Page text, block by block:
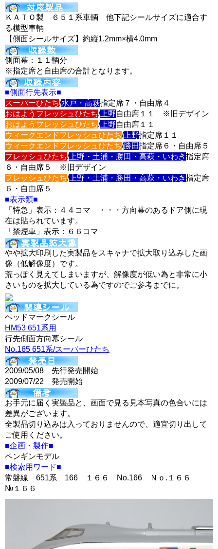
ＫＡＴＯ製 ６５１系車輌 他下記シールサイズに適合す
る模型車輌
【側面シールサイズ】約縦1.2mm×横4.0mm
側面幕：１１輌分
※指定席と自由席の合計となります。
■側面行先表示■
スーパーひたち/水戸・高萩指定席７・自由席４
おはようフレッシュひたち/ 上野自由席１１ ※旧デザイン
おはようフレッシュひたち/ 上野自由席１１
ウィークエンドフレッシュひたち/ 上野指定席１１
ウィークエンドフレッシュひたち/勝田指定席６・自由席５
フレッシュひたち/ 上野・土浦・勝田・高萩・いわき指定席
６・自由席５ ※旧デザイン
フレッシュひたち/ 上野・土浦・勝田・高萩・いわき指定席
６・自由席５
■表示類■
「特急」表示：４４コマ ・・・方向幕のあるドア側に現
在は貼られています。
「禁煙車」表示：６６コマ
やや拡大印刷した実製品をスキャナで拡大取り込みした画
像（低解像度）です。
荒っぽく見えてしまいますが、解像度が低い為と非常に小
さいものを拡大している為ですのでご参考までに。
ヘッドマークシール
HM53 651系用
行先側面方向幕シール
No.165 651系/スーパーひたち
2009/05/08 先行発売開始
2009/07/22 発売開始
お手元に届く実製品と、画面で見る見本写真の色合いには
差異がございます。
全製品切り込みは入っておりませんので、適宜切り出して
ご使用ください。
■企画・製作■
ペンギンモデル
■検索用ワード■
常磐線 651系 166 １６６ No.166 Ｎｏ.１６６
№１６６